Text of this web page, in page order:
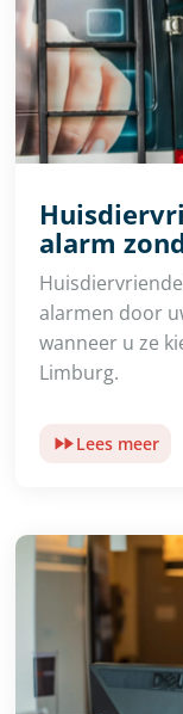
alarm
alarmen door
wanneer u ze
Limburg.
Lees meer